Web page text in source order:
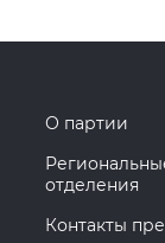
О партии
отделения
Контакты